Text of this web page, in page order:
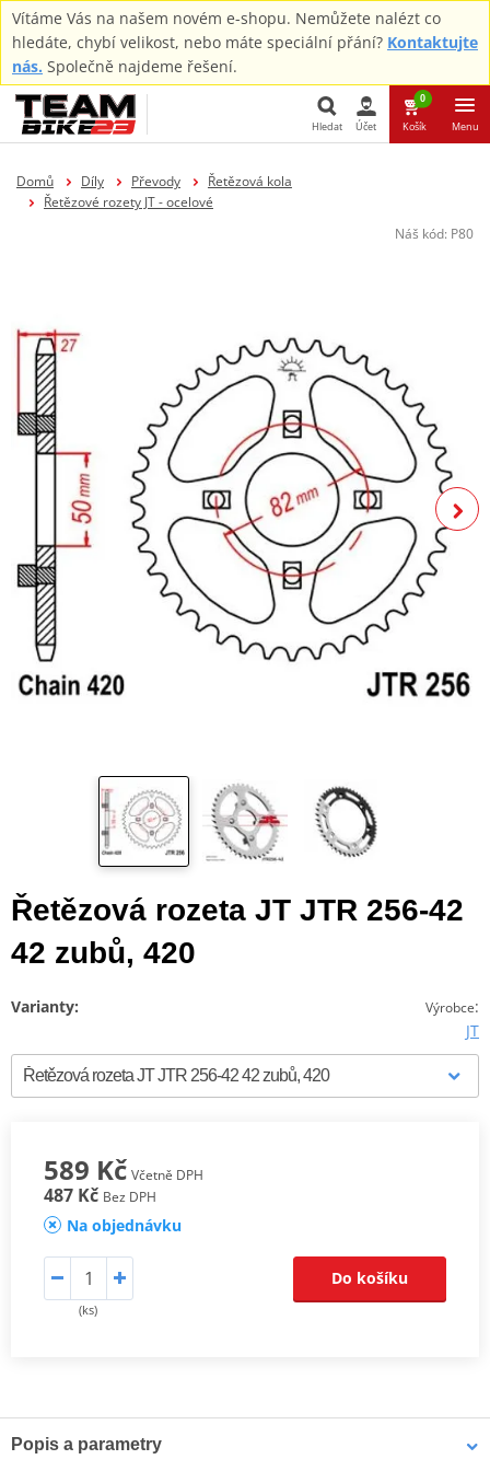
Vítáme Vás na našem novém e-shopu. Nemůžete nalézt co
hledáte, chybí velikost, nebo máte speciální přání? Kontaktujte
nás. Společně najdeme řešení.
Hledat Účet
0
Košík Menu
Domů Díly Převody
Řetězová kola
Řetězové rozety JT - ocelové
Náš kód: P80
Řetězová rozeta JT JTR 256-42
42 zubů, 420
Výrobce:
JT
Varianty:
589 Kč Včetně DPH
487 Kč Bez DPH
Na objednávku
(ks)
Do košíku
Popis a parametry